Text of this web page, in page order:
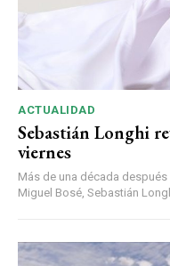
ACTUALIDAD
Sebastián Longhi
viernes
Más de una década
Miguel Bosé, Sebastián